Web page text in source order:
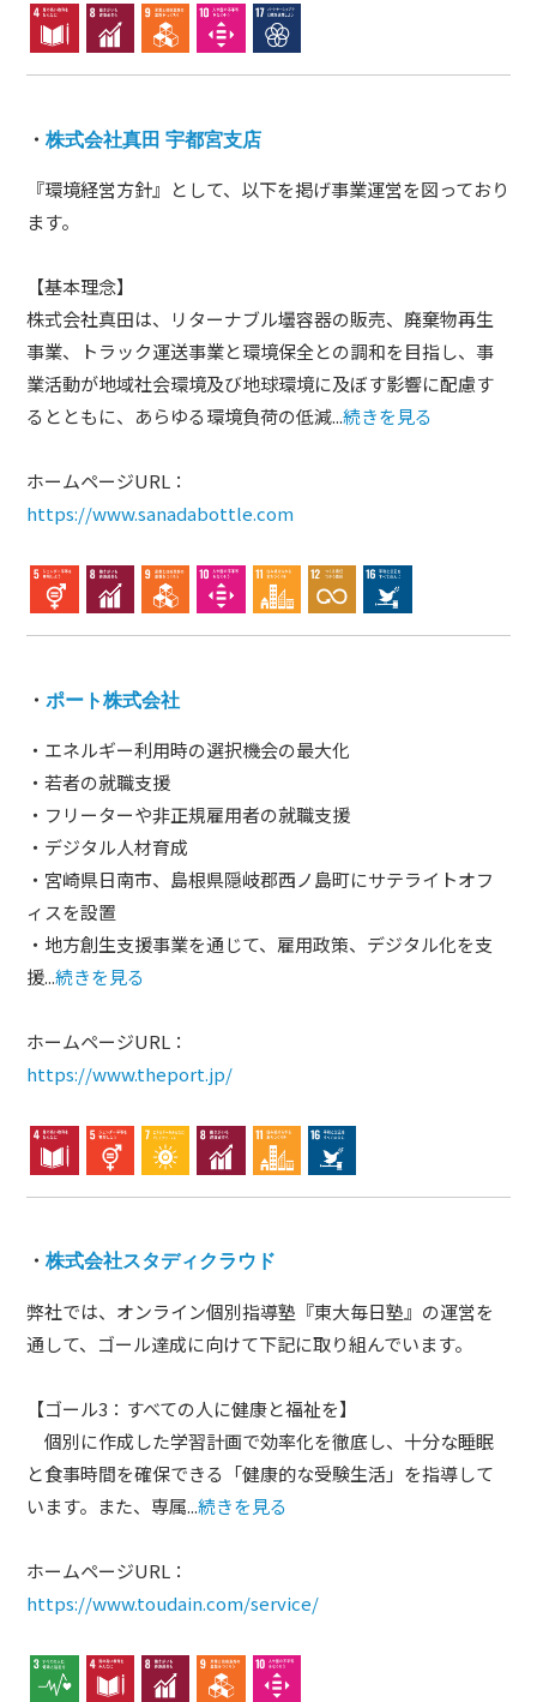
・株式会社真田 宇都宮支店
『環境経営方針』として、以下を掲げ事業運営を図っており
ます。
【基本理念】
株式会社真田は、リターナブル壜容器の販売、廃棄物再生
事業、トラック運送事業と環境保全との調和を目指し、事
業活動が地域社会環境及び地球環境に及ぼす影響に配慮す
るとともに、あらゆる環境負荷の低減...続きを見る
ホームページURL：
https://www.sanadabottle.com
・ポート株式会社
・エネルギー利用時の選択機会の最大化
・若者の就職支援
・フリーターや非正規雇用者の就職支援
・デジタル人材育成
・宮崎県日南市、島根県隠岐郡西ノ島町にサテライトオフ
ィスを設置
・地方創生支援事業を通じて、雇用政策、デジタル化を支
援...続きを見る
ホームページURL：
https://www.theport.jp/
・株式会社スタディクラウド
弊社では、オンライン個別指導塾『東大毎日塾』の運営を
通して、ゴール達成に向けて下記に取り組んでいます。
【ゴール3：すべての人に健康と福祉を】
個別に作成した学習計画で効率化を徹底し、十分な睡眠
と食事時間を確保できる「健康的な受験生活」を指導して
います。また、専属...続きを見る
ホームページURL：
https://www.toudain.com/service/